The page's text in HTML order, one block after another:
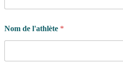
Nom de l'athlète *